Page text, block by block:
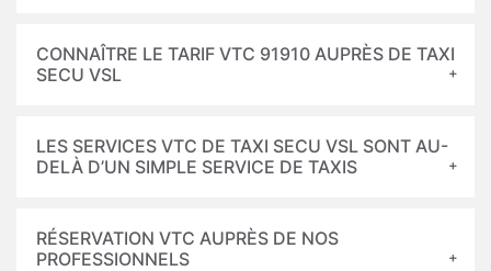
CONNAÎTRE LE TARIF VTC 91910 AUPRÈS DE TAXI
SECU VSL
LES SERVICES VTC DE TAXI SECU VSL SONT AU-
DELÀ D’UN SIMPLE SERVICE DE TAXIS
RÉSERVATION VTC AUPRÈS DE NOS
PROFESSIONNELS